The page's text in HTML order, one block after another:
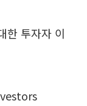
한 투자자 이